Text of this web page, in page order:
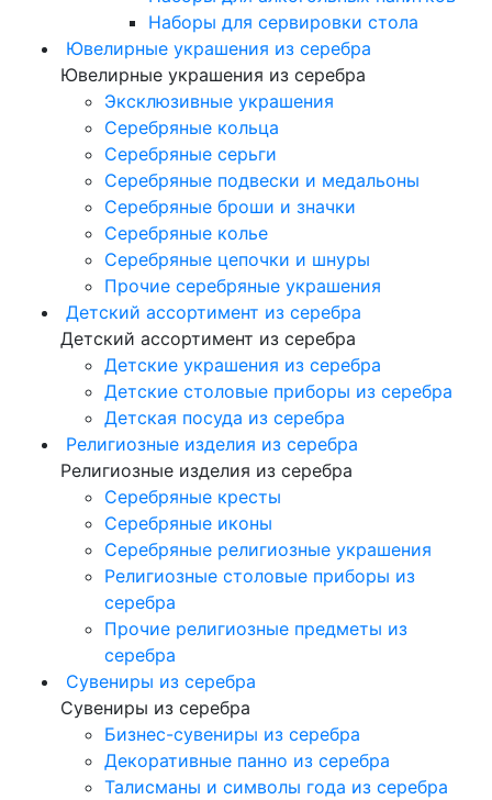
Наборы для сервировки стола
Ювелирные украшения из серебра
Ювелирные украшения из серебра
Эксклюзивные украшения
Серебряные кольца
Серебряные серьги
Серебряные подвески и медальоны
Серебряные броши и значки
Серебряные колье
Серебряные цепочки и шнуры
Прочие серебряные украшения
Детский ассортимент из серебра
Детский ассортимент из серебра
Детские украшения из серебра
Детские столовые приборы из серебра
Детская посуда из серебра
Религиозные изделия из серебра
Религиозные изделия из серебра
Серебряные кресты
Серебряные иконы
Серебряные религиозные украшения
Религиозные столовые приборы из
серебра
Прочие религиозные предметы из
серебра
Сувениры из серебра
Сувениры из серебра
Бизнес-сувениры из серебра
Декоративные панно из серебра
Талисманы и символы года из серебра